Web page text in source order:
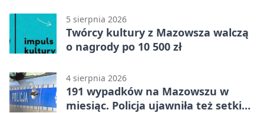
5 sierpnia 2026
Twórcy kultury z Mazowsza walczą
o nagrody po 10 500 zł
4 sierpnia 2026
191 wypadków na Mazowszu w
miesiąc. Policja ujawniła też setki